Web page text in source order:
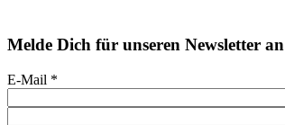
Melde Dich für unseren Newsletter an
E-Mail *